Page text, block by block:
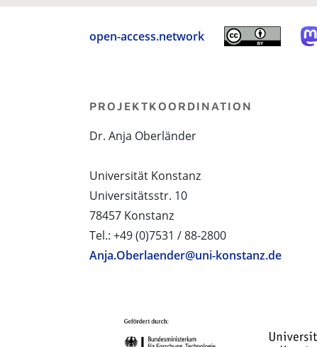
open-access.network
PROJEKTKOORDINATION
Dr. Anja Oberländer
Universität Konstanz
Universitätsstr. 10
78457 Konstanz
Tel.: +49 (0)7531 / 88-2800
Anja.Oberlaender@uni-konstanz.de